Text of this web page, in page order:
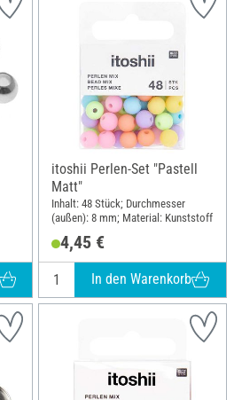
itoshii Perlen-Set "Pastell
Matt"
Inhalt: 48 Stück; Durchmesser
(außen): 8 mm; Material: Kunststoff
4,45 €
In den Warenkorb